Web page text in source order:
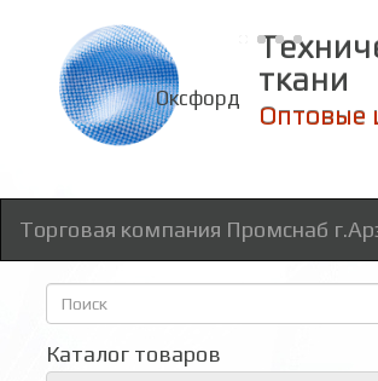
ткани
Оксфорд
Оптовые
Торговая компания Промснаб
Форма
поиска
Каталог товаров